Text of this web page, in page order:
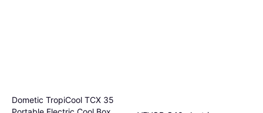
Dometic TropiCool TCX 35